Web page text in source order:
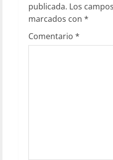
publicada. Los
marcados con *
Comentario *